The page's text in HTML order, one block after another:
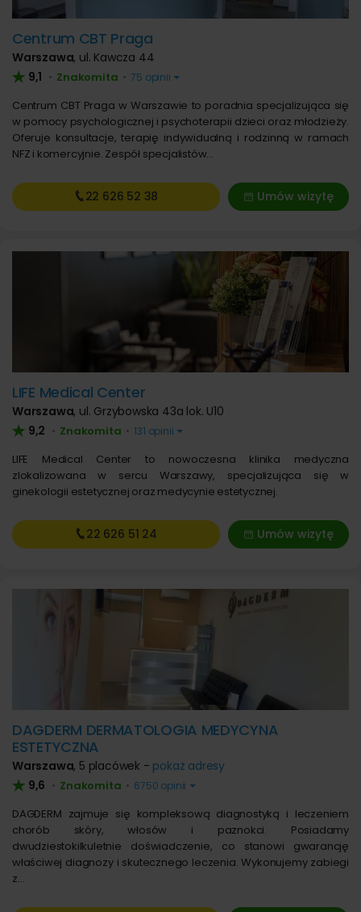
Centrum CBT Praga
Warszawa, ul. Kawcza 44
9,1 • Znakomita • 75 opinii
Centrum CBT Praga w Warszawie to poradnia specjalizująca się
w pomocy psychologicznej i psychoterapii dzieci oraz młodzieży.
Oferuje konsultacje, terapię indywidualną i rodzinną w ramach
NFZ i komercyjnie. Zespół specjalistów…
Umów wizytę
22 626 52 38
LIFE Medical Center
Warszawa, ul. Grzybowska 43a lok. U10
9,2 • Znakomita • 131 opinii
LIFE Medical Center to nowoczesna klinika medyczna
zlokalizowana w sercu Warszawy, specjalizująca się w
ginekologii estetycznej oraz medycynie estetycznej.
Umów wizytę
22 626 51 24
DAGDERM DERMATOLOGIA MEDYCYNA
ESTETYCZNA
Warszawa, 5 placówek - pokaż adresy
9,6 • Znakomita • 6750 opinii
DAGDERM zajmuje się kompleksową diagnostyką i leczeniem
chorób skóry, włosów i paznokci. Posiadamy
dwudziestokilkuletnie doświadczenie, co stanowi gwarancję
właściwej diagnozy i skutecznego leczenia. Wykonujemy zabiegi
z…